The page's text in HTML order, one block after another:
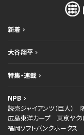
新着
大谷翔平
特集・連載
NPB
読売ジャイアンツ（巨人）
広島東洋カープ
東京ヤク
福岡ソフトバンクホークス